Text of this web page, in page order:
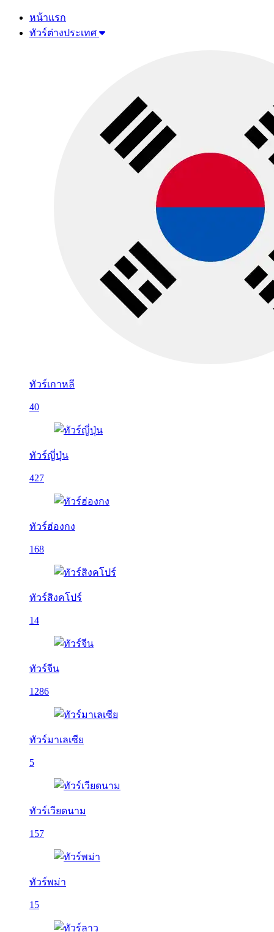
หน้าแรก
ทัวร์ต่างประเทศ
ทัวร์เกาหลี
40
ทัวร์ญี่ปุ่น
427
ทัวร์ฮ่องกง
168
ทัวร์สิงคโปร์
14
ทัวร์จีน
1286
ทัวร์มาเลเซีย
5
ทัวร์เวียดนาม
157
ทัวร์พม่า
15